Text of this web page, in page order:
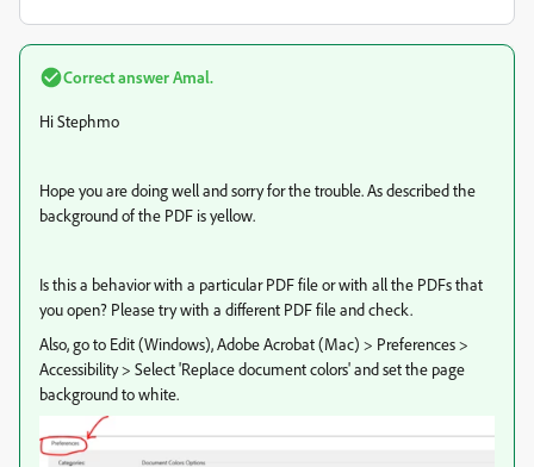
Correct answerAmal.
Hi Stephmo
Hope you are doing well and sorry for the trouble. As described the
background of the PDF is yellow.
Is this a behavior with a particular PDF file or with all the PDFs that
you open? Please try with a different PDF file and check.
Also, go to Edit (Windows), Adobe Acrobat (Mac) > Preferences >
Accessibility > Select 'Replace document colors' and set the page
background to white.